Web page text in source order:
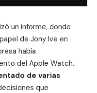
un informe, donde
de Jony Ive en
había
del Apple Watch.
de varias
que